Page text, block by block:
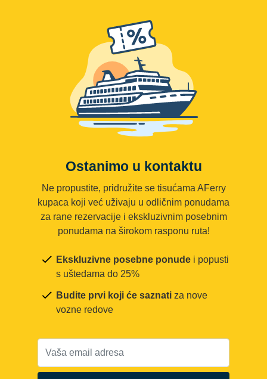
Ostanimo u kontaktu
Ne propustite, pridružite se tisućama AFerry
kupaca koji već uživaju u odličnim ponudama
za rane rezervacije i ekskluzivnim posebnim
ponudama na širokom rasponu ruta!
Ekskluzivne posebne ponude i popusti
s uštedama do 25%
Budite prvi koji će saznati za nove
vozne redove